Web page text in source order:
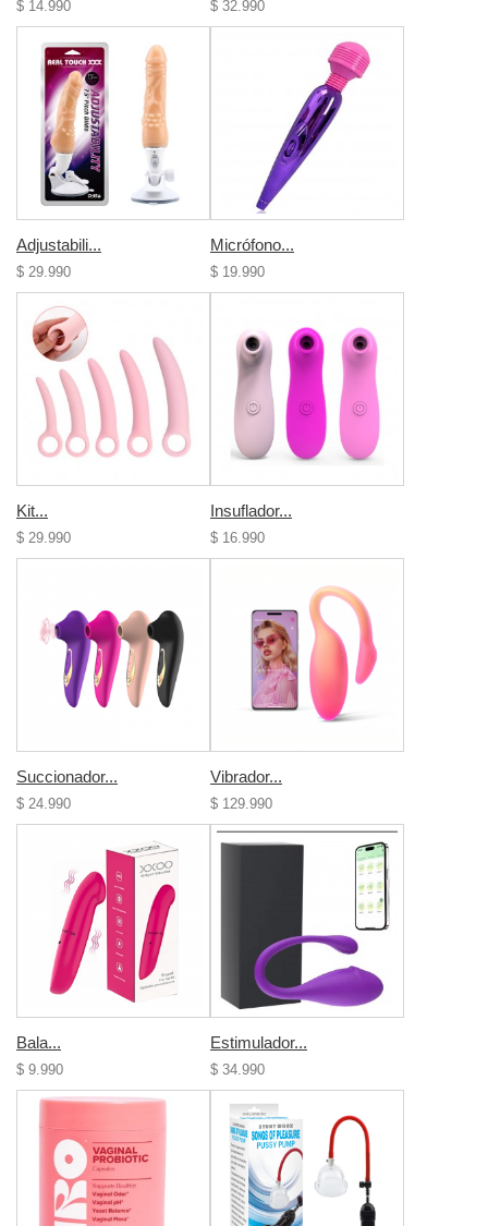
$ 14.990 $ 32.990
Adjustabili...
$ 29.990
Micrófono...
$ 19.990
Kit...
$ 29.990
Insuflador...
$ 16.990
Succionador...
$ 24.990
Vibrador...
$ 129.990
Bala...
$ 9.990
Estimulador...
$ 34.990